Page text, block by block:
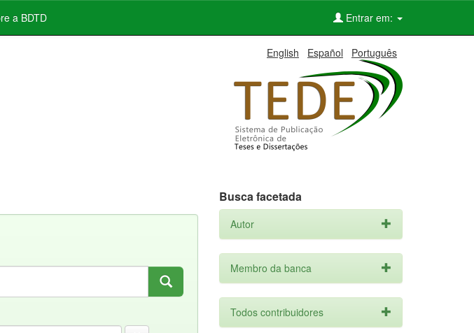
a BDTD Entrar em:
English Español Português
Busca facetada
Autor
Membro da banca
Todos contribuidores